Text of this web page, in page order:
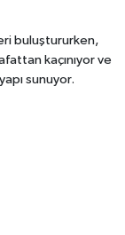
buluştururken,
kaçınıyor ve
sunuyor.